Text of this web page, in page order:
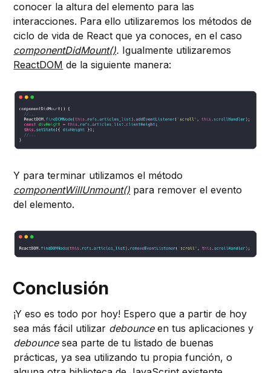
conocer la altura del elemento para las
interacciones. Para ello utilizaremos los métodos de
ciclo de vida de React que ya conoces, en el caso
componentDidMount(). Igualmente utilizaremos
ReactDOM de la siguiente manera:
Y para terminar utilizamos el método
componentWillUnmount() para remover el evento
del elemento.
Conclusión
¡Y eso es todo por hoy! Espero que a partir de hoy
sea más fácil utilizar debounceen tus aplicaciones y
debouncesea parte de tu listado de buenas
prácticas, ya sea utilizando tu propia función, o